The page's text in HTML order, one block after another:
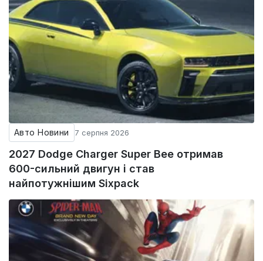
Авто Новини 7 серпня 2026
2027 Dodge Charger Super Bee отримав
600-сильний двигун і став
найпотужнішим Sixpack